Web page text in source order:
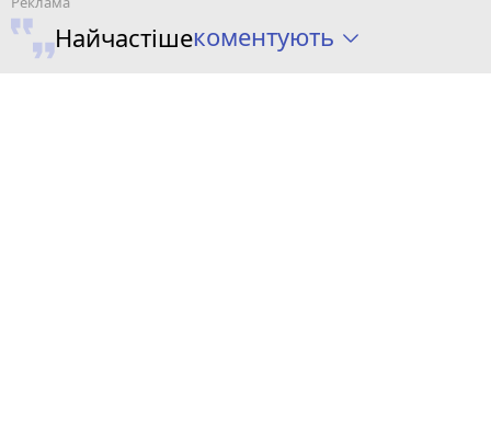
Найчастішекоментують